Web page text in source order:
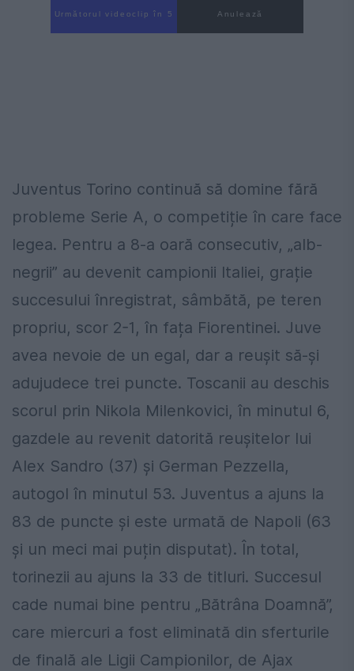
Următorul videoclip în 4 Anulează
Juventus Torino continuă să domine fără
probleme Serie A, o competiție în care face
legea. Pentru a 8-a oară consecutiv, „alb-
negrii” au devenit campionii Italiei, grație
succesului înregistrat, sâmbătă, pe teren
propriu, scor 2-1, în fața Fiorentinei. Juve
avea nevoie de un egal, dar a reușit să-și
adujudece trei puncte. Toscanii au deschis
scorul prin Nikola Milenkovici, în minutul 6,
gazdele au revenit datorită reușitelor lui
Alex Sandro (37) și German Pezzella,
autogol în minutul 53. Juventus a ajuns la
83 de puncte și este urmată de Napoli (63
și un meci mai puțin disputat). În total,
torinezii au ajuns la 33 de titluri. Succesul
cade numai bine pentru „Bătrâna Doamnă”,
care miercuri a fost eliminată din sferturile
de finală ale Ligii Campionilor, de Ajax